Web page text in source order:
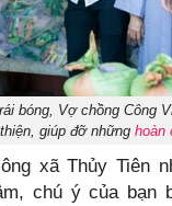
bóng, Vợ chồng Công
giúp đỡ những hoàn
xã Thủy Tiên
chú ý của bạn